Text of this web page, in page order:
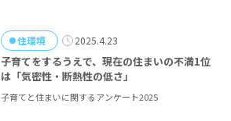
住環境 2025.4.23
子育てをするうえで、現在の住まいの不満1位
は「気密性・断熱性の低さ」
子育てと住まいに関するアンケート2025